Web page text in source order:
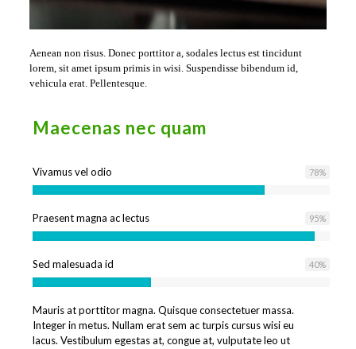
Aenean non risus. Donec porttitor a, sodales lectus est tincidunt
lorem, sit amet ipsum primis in wisi. Suspendisse bibendum id,
vehicula erat. Pellentesque.
Maecenas nec quam
Vivamus vel odio 78%
Praesent magna ac lectus 95%
Sed malesuada id 40%
Mauris at porttitor magna. Quisque consectetuer massa.
Integer in metus. Nullam erat sem ac turpis cursus wisi eu
lacus. Vestibulum egestas at, congue at, vulputate leo ut